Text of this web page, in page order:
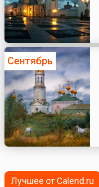
Сентябрь
Лучшее от Calend.ru